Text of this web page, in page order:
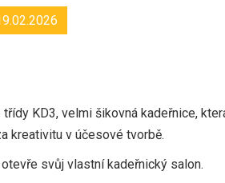
KD3, velmi šikovná kadeřnice,
kreativitu v účesové tvorbě.
svůj vlastní kadeřnický salon.